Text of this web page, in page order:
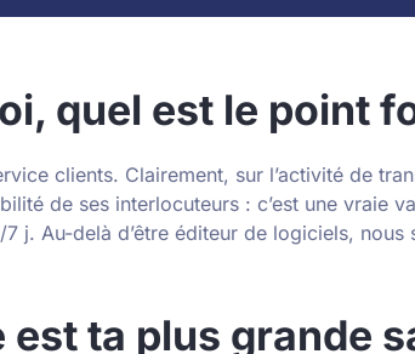
quel est le point
clients. Clairement, sur l’activité de
de ses interlocuteurs : c’est une vraie
7 j. Au-delà d’être éditeur de logiciels,
est ta plus grande